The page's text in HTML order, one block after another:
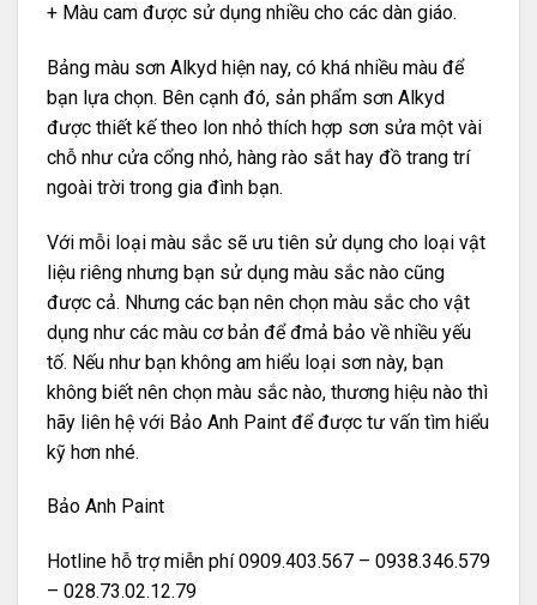
+ Màu cam được sử dụng nhiều cho các dàn giáo.
Bảng màu sơn Alkyd hiện nay, có khá nhiều màu để
bạn lựa chọn. Bên cạnh đó, sản phẩm sơn Alkyd
được thiết kế theo lon nhỏ thích hợp sơn sửa một vài
chỗ như cửa cổng nhỏ, hàng rào sắt hay đồ trang trí
ngoài trời trong gia đình bạn.
Với mỗi loại màu sắc sẽ ưu tiên sử dụng cho loại vật
liệu riêng nhưng bạn sử dụng màu sắc nào cũng
được cả. Nhưng các bạn nên chọn màu sắc cho vật
dụng như các màu cơ bản để đmả bảo về nhiều yếu
tố. Nếu như bạn không am hiểu loại sơn này, bạn
không biết nên chọn màu sắc nào, thương hiệu nào thì
hãy liên hệ với Bảo Anh Paint để được tư vấn tìm hiểu
kỹ hơn nhé.
Bảo Anh Paint
Hotline hỗ trợ miễn phí 0909.403.567 – 0938.346.579
– 028.73.02.12.79